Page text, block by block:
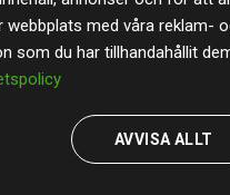
med våra reklam-
som du har tillhandahållit
AVVISA ALLT